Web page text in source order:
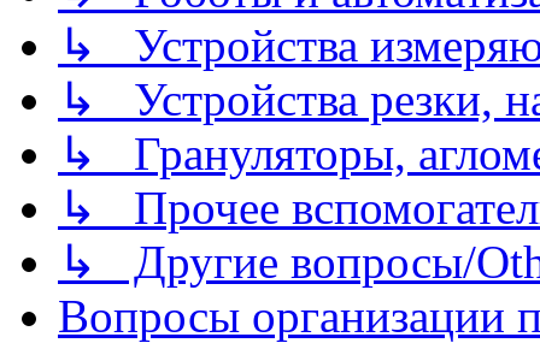
↳ Устройства
↳ Устройства резки,
↳ Грануляторы,
↳ Прочее
↳ Другие вопросы/
Вопросы организации